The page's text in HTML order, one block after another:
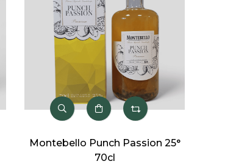
Montebello Punch Passion 25°
70cl